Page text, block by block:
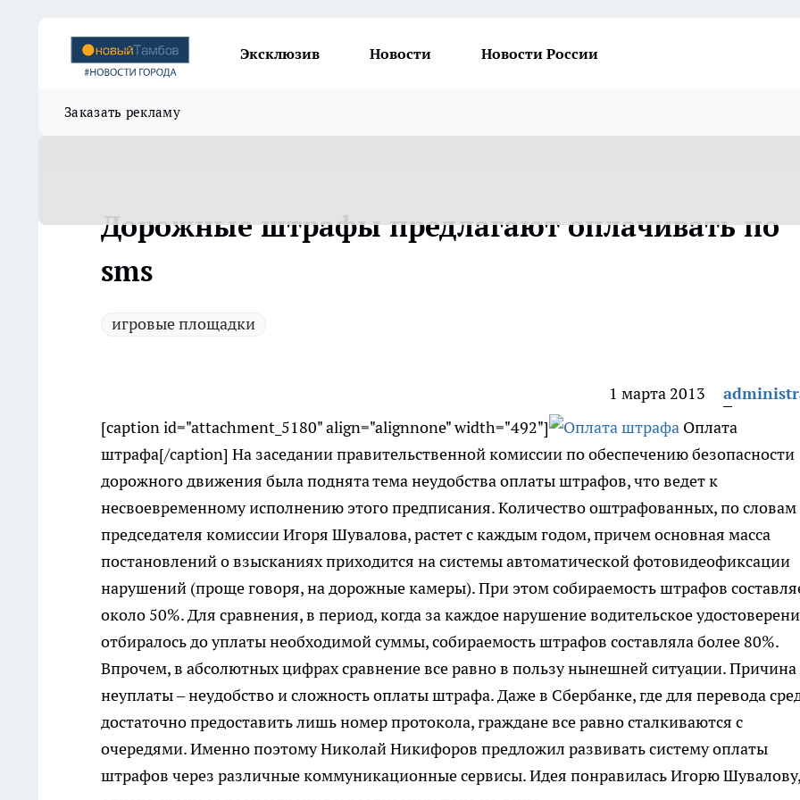
Эксклюзив Новости Новости России
Заказать рекламу
Дорожные штрафы предлагают оплачивать по
sms
игровые площадки
1 марта 2013
[caption id="attachment_5180" align="alignnone" width="492"]
Оплата
штрафа[/caption] На заседании правительственной комиссии по обеспечению безопасности
дорожного движения была поднята тема неудобства оплаты штрафов, что ведет к
несвоевременному исполнению этого предписания. Количество оштрафованных, по словам
председателя комиссии Игоря Шувалова, растет с каждым годом, причем основная масса
постановлений о взысканиях приходится на системы автоматической фотовидеофиксации
нарушений (проще говоря, на дорожные камеры). При этом собираемость штрафов
около 50%. Для сравнения, в период, когда за каждое нарушение водительское
отбиралось до уплаты необходимой суммы, собираемость штрафов составляла более 80%.
Впрочем, в абсолютных цифрах сравнение все равно в пользу нынешней ситуации. Причина
неуплаты – неудобство и сложность оплаты штрафа. Даже в Сбербанке, где для перевода
достаточно предоставить лишь номер протокола, граждане все равно сталкиваются с
очередями. Именно поэтому Николай Никифоров предложил развивать систему оплаты
штрафов через различные коммуникационные сервисы. Идея понравилась Игорю Шувалову,